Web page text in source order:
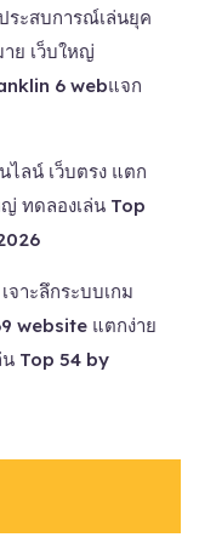
ระสบการณ์เล่นยุค
ย เว็บใหญ่
6 webแจก
ไลน์ เว็บตรง แตก
ทดลองเล่น Top
จาะลึกระบบเกม
website แตกง่าย
น Top 54 by